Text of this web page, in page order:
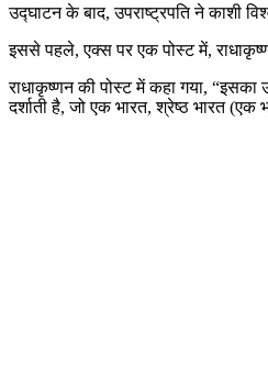
उद्घाटन के बाद, उपराष्ट्रपति ने काशी
इससे पहले, एक्स पर एक पोस्ट में,
राधाकृष्णन की पोस्ट में कहा गया,
दर्शाती है, जो एक भारत, श्रेष्ठ भारत